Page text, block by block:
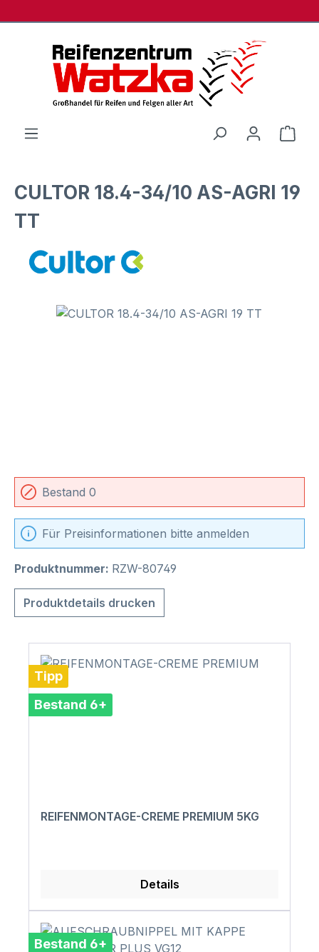
CULTOR 18.4-34/10 AS-AGRI 19
TT
Bildergalerie überspringen
Bestand 0
Für Preisinformationen bitte anmelden
Produktnummer: RZW-80749
Produktdetails drucken
Tipp
Bestand 6+
REIFENMONTAGE-CREME PREMIUM 5KG
Details
Bestand 6+